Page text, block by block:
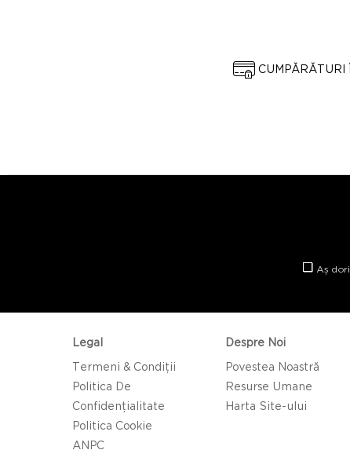
CUMPĂRĂTURI
Aș
Legal
Termeni & Condiții
Politica De
Confidențialitate
Politica Cookie
ANPC
Despre Noi
Povestea Noastră
Resurse Umane
Harta Site-ului